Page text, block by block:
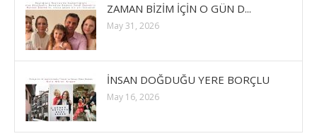
ZAMAN BİZİM İÇİN O GÜN D...
May 31, 2026
İNSAN DOĞDUĞU YERE BORÇLU
May 16, 2026